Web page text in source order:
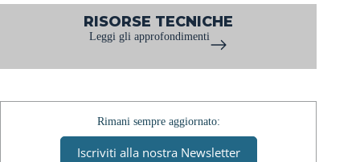
Prima
PavimentiRISORSE TECNICHE
Leggi gli approfondimenti
Rimani sempre aggiornato:
Iscriviti alla nostra Newsletter